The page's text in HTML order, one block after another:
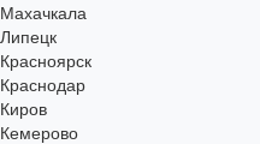
Махачкала
Липецк
Красноярск
Краснодар
Киров
Кемерово